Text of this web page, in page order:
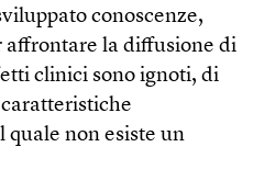
conoscenze,
affrontare la diffusione di
clinici sono ignoti, di
quale non esiste un